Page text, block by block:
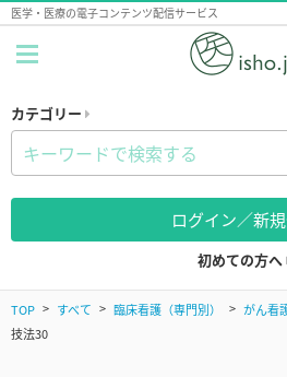
医学・医療の電子コンテンツ配信サービス
カテゴリー
ログイン／新
初めての方へ
TOP すべて 臨床看護（専門別） がん看
技法30